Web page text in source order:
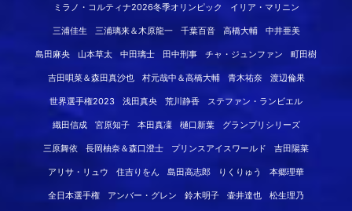
ミラノ・コルティナ2026冬季オリンピック イリア・マリニン
三浦佳生 三浦璃来＆木原龍一 千葉百音 高橋大輔 中井亜美
島田麻央 山本草太 中田璃士 田中刑事 チャ・ジュンファン 町田樹
吉田唄菜＆森田真沙也 村元哉中＆高橋大輔 青木祐奈 渡辺倫果
世界選手権2023 浅田真央 荒川静香 ステファン・ランビエル
織田信成 宮原知子 本田真凜 樋口新葉 グランプリシリーズ
三原舞依 長岡柚奈＆森口澄士 プリンスアイスワールド 吉田陽菜
アリサ・リュウ 住吉りをん 島田高志郎 りくりゅう 本郷理華
全日本選手権 アンバー・グレン 鈴木明子 壷井達也 松生理乃